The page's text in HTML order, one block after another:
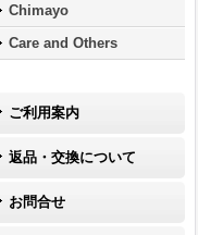
Chimayo
Care and Others
ご利用案内
返品・交換について
お問合せ